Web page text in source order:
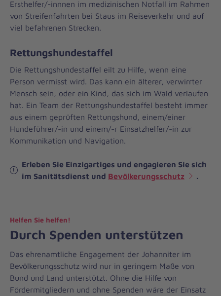
Ersthelfer/-innnen im medizinischen Notfall im Rahmen
von Streifenfahrten bei Staus im Reiseverkehr und auf
viel befahrenen Strecken.
Rettungshundestaffel
Die Rettungshundestaffel eilt zu Hilfe, wenn eine
Person vermisst wird. Das kann ein älterer, verwirrter
Mensch sein, oder ein Kind, das sich im Wald verlaufen
hat. Ein Team der Rettungshundestaffel besteht immer
aus einem geprüften Rettungshund, einem/einer
Hundeführer/-in und einem/-r Einsatzhelfer/-in zur
Kommunikation und Navigation.
Erleben Sie Einzigartiges und engagieren Sie sich
im Sanitätsdienst und Bevölkerungsschutz .
Durch Spenden unterstützen
Helfen Sie helfen!
Das ehrenamtliche Engagement der Johanniter im
Bevölkerungsschutz wird nur in geringem Maße von
Bund und Land unterstützt. Ohne die Hilfe von
Fördermitgliedern und ohne Spenden wäre der Einsatz